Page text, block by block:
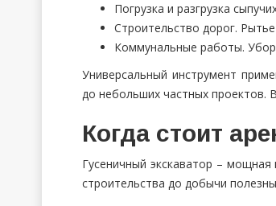
Погрузка и разгрузка
Строительство дорог.
Коммунальные работы.
Универсальный инструмент
до небольших частных проектов.
Когда стоит
Гусеничный экскаватор –
строительства до добычи